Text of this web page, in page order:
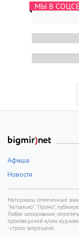
МЫ В
Афиша
Новости
Материалы, отмеченные
"Актуально", "Промо",
Любое копирование,
произведений и/или
- строго запрещено.